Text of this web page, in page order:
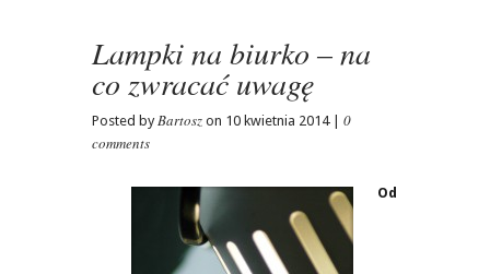
Lampki na biurko – na
co zwracać uwagę
Posted byBartosz on 10 kwietnia 2014 | 0
comments
Od